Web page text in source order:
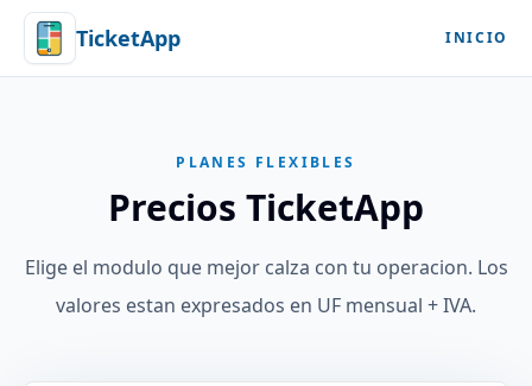
TicketApp INICIO
PLANES FLEXIBLES
Precios TicketApp
Elige el modulo que mejor calza con tu operacion. Los
valores estan expresados en UF mensual + IVA.